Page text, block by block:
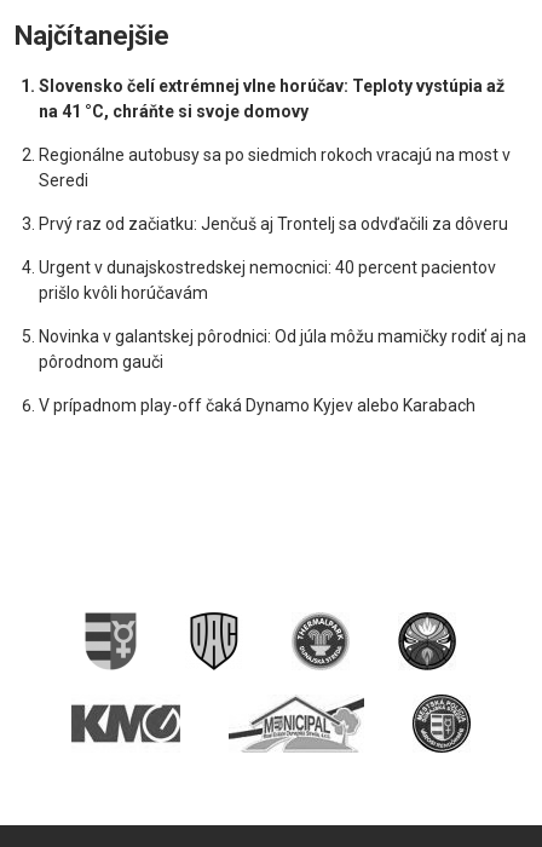
Najčítanejšie
Slovensko čelí extrémnej vlne horúčav: Teploty vystúpia až
na 41 °C, chráňte si svoje domovy
Regionálne autobusy sa po siedmich rokoch vracajú na most v
Seredi
Prvý raz od začiatku: Jenčuš aj Trontelj sa odvďačili za dôveru
Urgent v dunajskostredskej nemocnici: 40 percent pacientov
prišlo kvôli horúčavám
Novinka v galantskej pôrodnici: Od júla môžu mamičky rodiť aj na
pôrodnom gauči
V prípadnom play-off čaká Dynamo Kyjev alebo Karabach